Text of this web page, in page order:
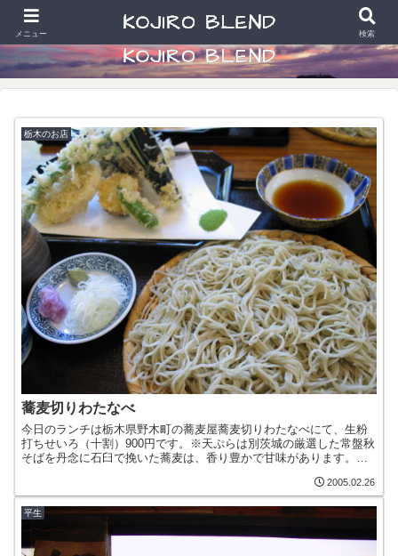
食べることと散財好きなアラカン写真学生の日常
栃木のお店
蕎麦切りわたなべ
今日のランチは栃木県野木町の蕎麦屋蕎麦切りわたなべにて、生粉
打ちせいろ（十割）900円です。※天ぷらは別茨城の厳選した常盤秋
そばを丹念に石臼で挽いた蕎麦は、香り豊かで甘味があります。但
2005.02.26
平生
メニュー 検索